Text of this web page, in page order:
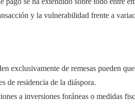
y la vulnerabilidad frente a
exclusivamente de remesas pueden
de residencia de la diáspora.
a inversiones foráneas o medidas